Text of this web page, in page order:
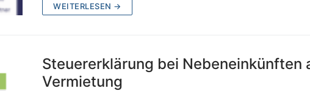
WEITERLESEN →
Steuererklärung bei Nebeneinkünften
Vermietung